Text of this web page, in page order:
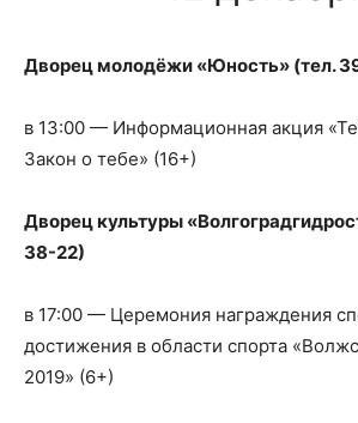
Дворец молодёжи «Юность» (тел.
в 13:00 — Информационная акция
Закон о тебе» (16+)
Дворец культуры
38-22)
в 17:00 — Церемония награждения
достижения в области спорта
2019» (6+)